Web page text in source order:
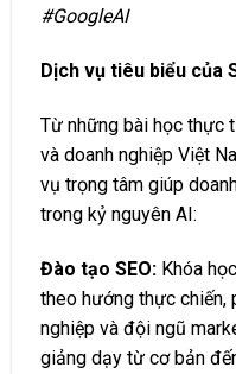
#GoogleAI
Dịch vụ tiêu biểu của
Từ những bài học thực
và doanh nghiệp Việt
vụ trọng tâm giúp
trong kỷ nguyên AI:
Đào tạo SEO: Khóa
theo hướng thực chiến,
nghiệp và đội ngũ
giảng dạy từ cơ bản